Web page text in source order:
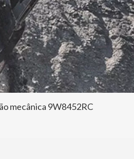
Pусский
Español
mecânica 9W8452RC